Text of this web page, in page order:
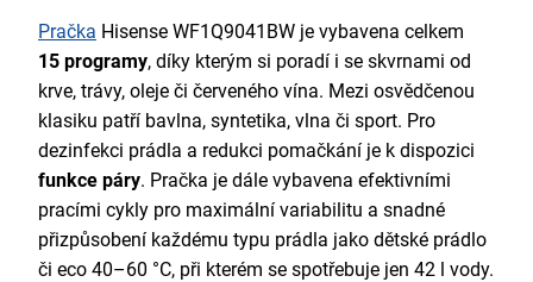
Pračka Hisense WF1Q9041BW je vybavena celkem
15 programy, díky kterým si poradí i se skvrnami od
krve, trávy, oleje či červeného vína. Mezi osvědčenou
klasiku patří bavlna, syntetika, vlna či sport. Pro
dezinfekci prádla a redukci pomačkání je k dispozici
funkce páry. Pračka je dále vybavena efektivními
pracími cykly pro maximální variabilitu a snadné
přizpůsobení každému typu prádla jako dětské prádlo
či eco 40–60 °C, při kterém se spotřebuje jen 42 l vody.